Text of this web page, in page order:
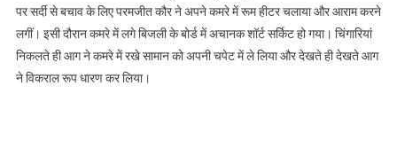
पर सर्दी से बचाव के लिए परमजीत कौर ने अपने कमरे में रूम हीटर चलाया और आराम करने
लगीं। इसी दौरान कमरे में लगे बिजली के बोर्ड में अचानक शॉर्ट सर्किट हो गया। चिंगारियां
निकलते ही आग ने कमरे में रखे सामान को अपनी चपेट में ले लिया और देखते ही देखते आग
ने विकराल रूप धारण कर लिया।